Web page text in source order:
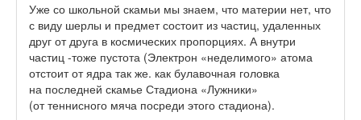
Уже со школьной скамьи мы знаем, что материи нет, что
с виду шерлы и предмет состоит из частиц, удаленных
друг от друга в космических пропорциях. А внутри
частиц -тоже пустота (Электрон «неделимого» атома
отстоит от ядра так же. как булавочная головка
на последней скамье Стадиона «Лужники»
(от теннисного мяча посреди этого стадиона).